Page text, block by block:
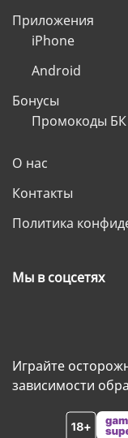
Приложения
iPhone
Android
Бонусы
Промокоды БК
О нас
Контакты
Политика
Мы в соцсетях
Играйте
зависимости